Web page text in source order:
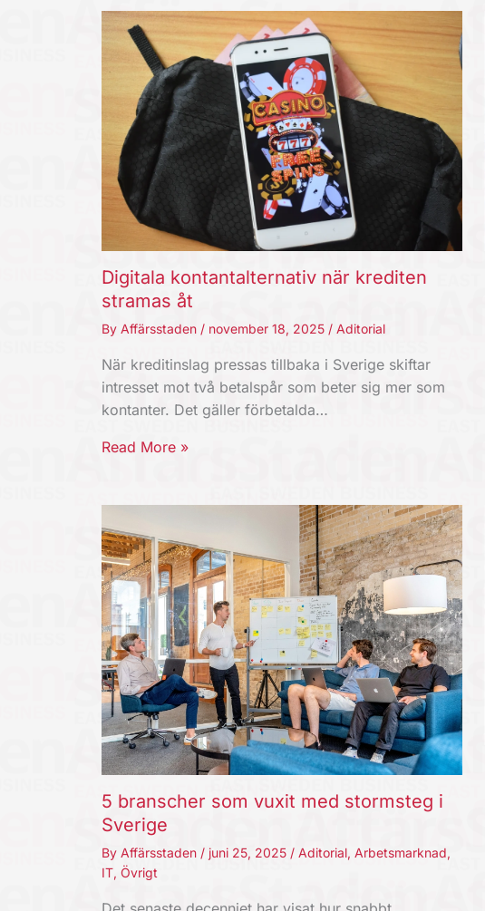
Digitala kontantalternativ när krediten
stramas åt
By Affärsstaden / november 18, 2025 / Aditorial
När kreditinslag pressas tillbaka i Sverige skiftar
intresset mot två betalspår som beter sig mer som
kontanter. Det gäller förbetalda…
Read More »
5 branscher som vuxit med stormsteg i
Sverige
By Affärsstaden / juni 25, 2025 / Aditorial, Arbetsmarknad,
IT, Övrigt